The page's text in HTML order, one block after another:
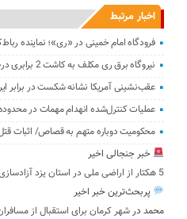
اخبار مرتبط
فرودگاه امام خمینی در «ری»؛ نماینده
نیروگاه برق ری مکلف به کاشت 2 برابری درختان قطع‌شده شد
عقب‌نشینی آمریکا نشانه شکست در برابر
عملیات کنترل‌شده انهدام مهمات در محدوده
محکومیت دوباره متهم به قصاص/ اثبات قتل زن
خبر جنجالی اخیر
5 هکتار از اراضی ملی در استان یز‌د آزادسازی شد
پربحث‌ترین خبر اخیر
محمد درشهر کرمان برای استقبال از